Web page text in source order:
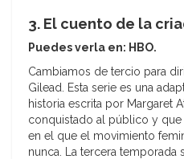
3. El cuento de la
Puedes verla en: HBO.
Cambiamos de tercio para
Gilead. Esta serie es una
historia escrita por Margaret
conquistado al público y
en el que el movimiento
nunca. La tercera temporada